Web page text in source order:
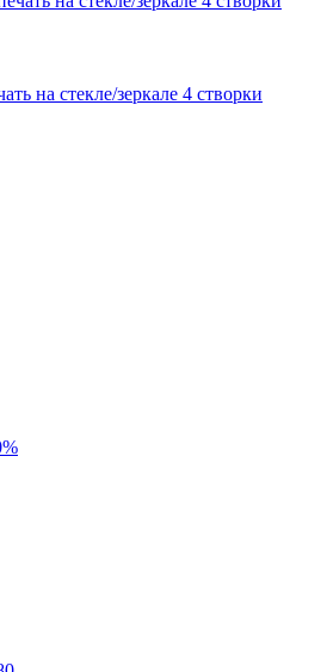
на стекле/зеркале 4 створки